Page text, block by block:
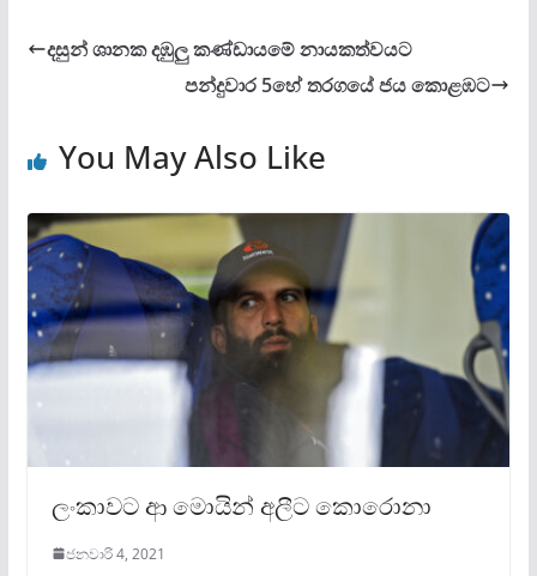
දසුන් ශානක දඹුලු කණ්ඩායමේ නායකත්වයට
පන්දුවාර 5හේ තරගයේ ජය කොළඹට
You May Also Like
ලංකාවට ආ මොයින් අලීට කොරොනා
ජනවාරි 4, 2021